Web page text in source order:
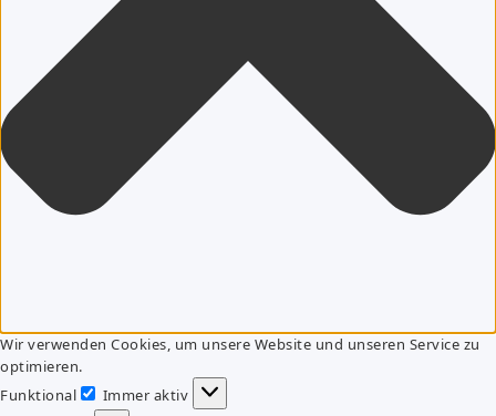
Wir verwenden Cookies, um unsere Website und unseren Service zu
optimieren.
Funktional
Funktional
Immer aktiv